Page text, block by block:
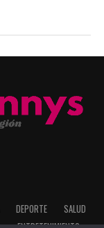
DEPORTE
SALUD